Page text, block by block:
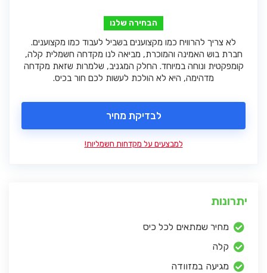
הבחירה שלנו
לא צריך להרוויח כמו מקצוענים בשביל לעבוד כמו מקצוענים.
חברת בוש האמינה והמוכרת, מביאה לנו מקדחה חשמלית קלה,
קומפקטית ונוחה במיוחד. החלק המגניב, שלמרות שזאת מקדחה
מדהימה, היא לא הולכת לעשות לכם חור בכיס.
לבדיקת מחיר
למבצעים על מקדחות חשמליות!
יתרונות
מחיר שמתאים לכל כיס
קלה
מגיעה במזוודה